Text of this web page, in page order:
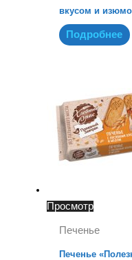
вкусом и
Подробнее
Просмотр
Печенье
Печенье